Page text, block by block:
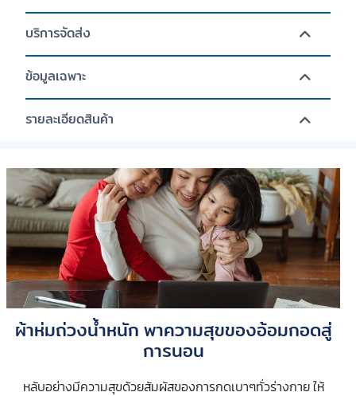
บริการจัดส่ง
ข้อมูลเฉพาะ
รายละเอียดสินค้า
ผ้าห่มถ่วงน้ำหนัก พาความสุขของอ้อมกอดสู่
การนอน
หลับอย่างมีความสุขด้วยสัมผัสของการกดเบาๆทั่วร่างกาย ให้